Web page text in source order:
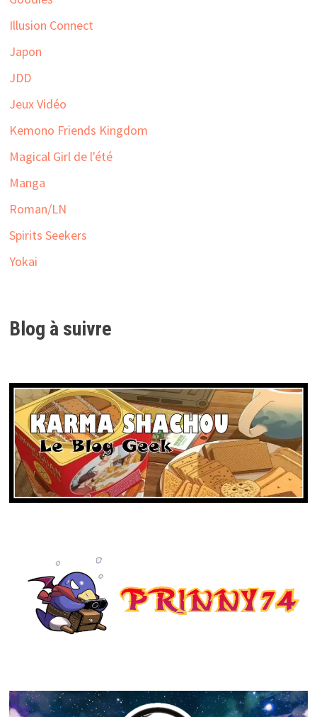
Illusion Connect
Japon
JDD
Jeux Vidéo
Kemono Friends Kingdom
Magical Girl de l'été
Manga
Roman/LN
Spirits Seekers
Yokai
Blog à suivre